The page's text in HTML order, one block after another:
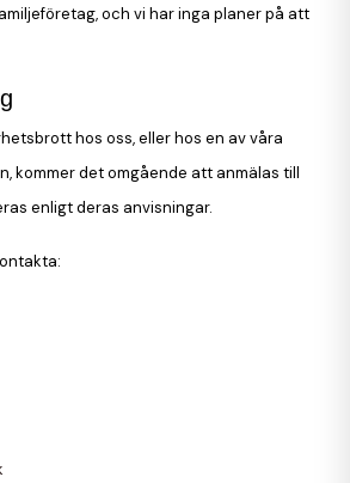
och vi har inga planer på att
hos oss, eller hos en av våra
kommer det omgående att anmälas till
enligt deras anvisningar.